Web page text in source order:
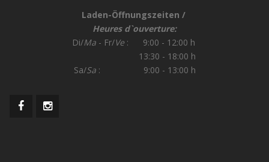
Laden-Öffnungszeiten /
Heures d`ouverture:
Di/Ma- Fr/Ve : 9:00 - 12:00 h
13:30 - 18:00 h
Sa/Sa : 9:00 - 13:00 h